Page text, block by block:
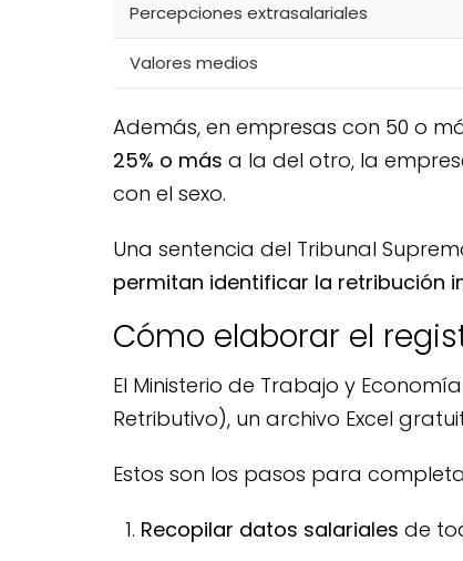
Percepciones extrasalariales
Valores medios
Además, en empresas con 50 o
25% o más a la del otro, la
con el sexo.
Una sentencia del Tribunal
permitan identificar la retribución
Cómo elaborar el
El Ministerio de Trabajo y
Retributivo), un archivo Excel
Estos son los pasos para
Recopilar datos salariales de